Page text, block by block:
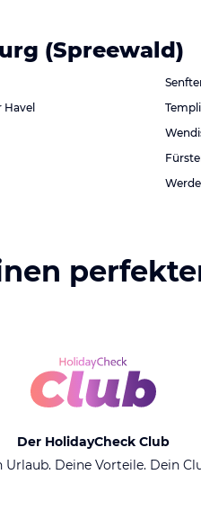
(Spreewald)
Der HolidayCheck Club
Urlaub. Deine Vorteile. Dein